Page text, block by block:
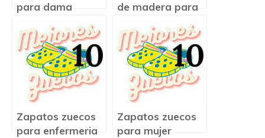
para dama
de madera para
Zapatos zuecos
para enfermeria
Zapatos zuecos
para mujer